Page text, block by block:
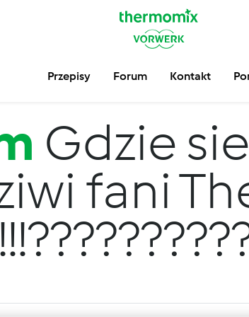
Przepisy Forum Kontakt
Gdzie
fani